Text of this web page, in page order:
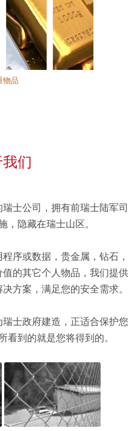
物品
们
士公司，拥有前瑞士陆军司
，隐藏在瑞士山区。
序或数据，贵金属，钻石，
的其它个人物品，我们提供
方案，满足您的安全需求。
士政府建造，正适合保护您
看到的就是您将得到的。